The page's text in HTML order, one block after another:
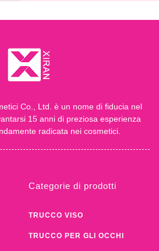
Co., Ltd. è un nome di fiducia nel
15 anni di preziosa esperienza
radicata nei cosmetici.
Categorie di prodotti
TRUCCO VISO
TRUCCO PER GLI OCCHI